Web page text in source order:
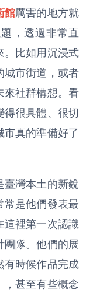
館厲害的地方就
，透過非常直
。比如用沉浸式
城市街道，或者
來社群構想。看
很具體、很切
真的準備好了
臺灣本土的新銳
常是他們發表最
這裡第一次認識
團隊。他們的展
有時候作品完成
，甚至有些概念